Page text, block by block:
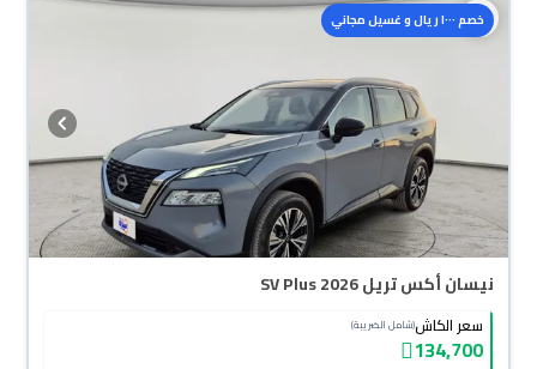
خصم ١٠٠٠ ريال و غسيل مجاني
نيسان أكس تريل SV Plus 2026
سعر الكاش(شامل الضريبة)
134,700